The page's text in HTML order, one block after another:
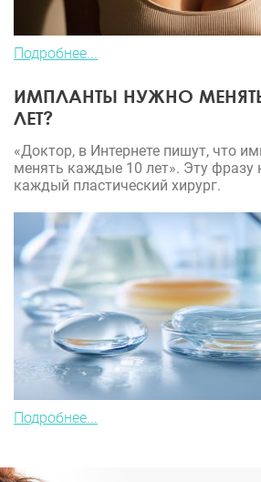
Подробнее...
ИМПЛАНТЫ НУЖНО
ЛЕТ?
«Доктор, в Интернете пишут, что
менять каждые 10 лет». Эту фразу
каждый пластический хирург.
Подробнее...